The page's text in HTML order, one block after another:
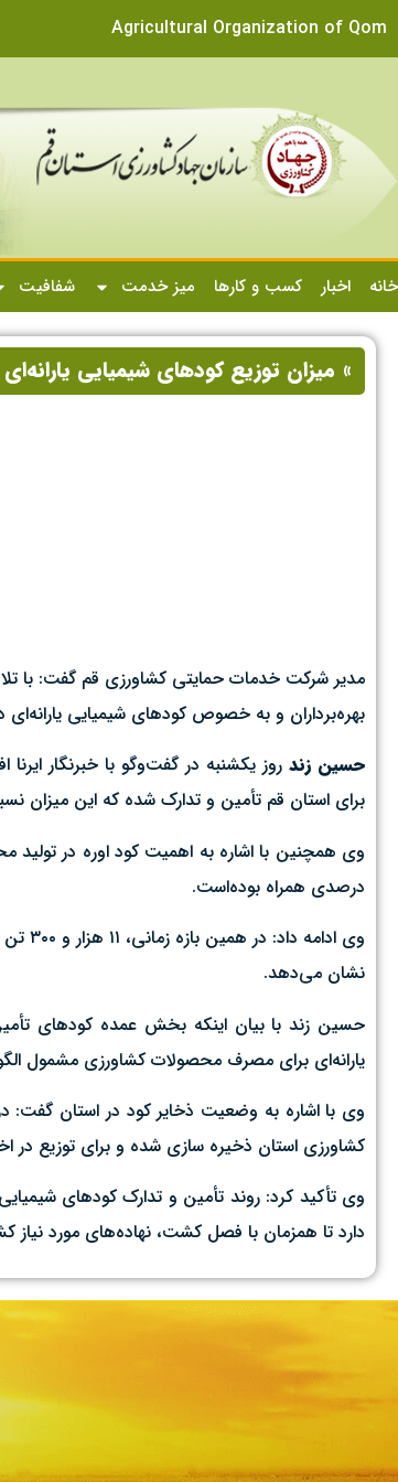
Agricultural Organization of Qom
خانه
اخبار کسب و کارها میز خدمت شفافیت
» میزان توزیع کودهای شیمیایی
مدیر شرکت خدمات حمایتی کشاورزی قم گفت: با
بهره‌برداران و به خصوص کودهای شیمیایی
حسین زند
برای استان قم تأمین و تدارک شده که این میزان نسبت به مدت
درصدی همراه بوده‌است.
نشان می‌دهد.
یارانه‌ای برای مصرف محصولات کشاورزی مشمول الگوی کشت
کشاورزی استان ذخیره‌ سازی شده و برای توزیع در
وی تأکید کرد: روند تأمین و تدارک کودهای
دارد تا همزمان با فصل کشت، نهاده‌های مورد نیاز